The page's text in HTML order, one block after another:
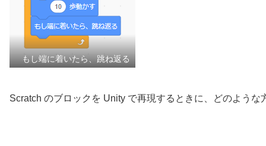
もし端に着いたら、跳ね返る
Scratch のブロックを Unity で再現するときに、どのよう